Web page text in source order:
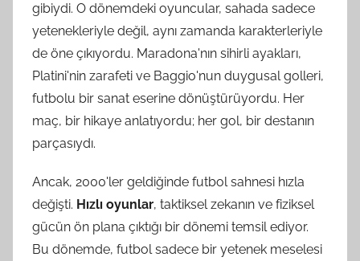
gibiydi. O dönemdeki oyuncular, sahada sadece
yetenekleriyle değil, aynı zamanda karakterleriyle
de öne çıkıyordu. Maradona'nın sihirli ayakları,
Platini'nin zarafeti ve Baggio'nun duygusal golleri,
futbolu bir sanat eserine dönüştürüyordu. Her
maç, bir hikaye anlatıyordu; her gol, bir destanın
parçasıydı.
Ancak, 2000'ler geldiğinde futbol sahnesi hızla
değişti. Hızlı oyunlar, taktiksel zekanın ve fiziksel
gücün ön plana çıktığı bir dönemi temsil ediyor.
Bu dönemde, futbol sadece bir yetenek meselesi